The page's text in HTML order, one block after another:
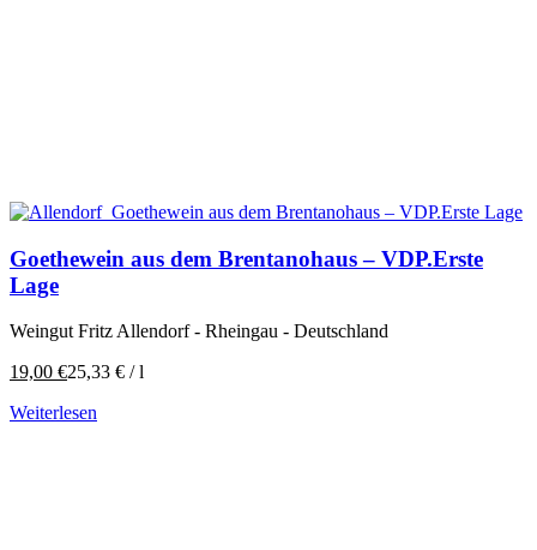
Goethewein aus dem Brentanohaus – VDP.Erste
Lage
Weingut Fritz Allendorf - Rheingau - Deutschland
19,00 €25,33 € /l
Weiterlesen